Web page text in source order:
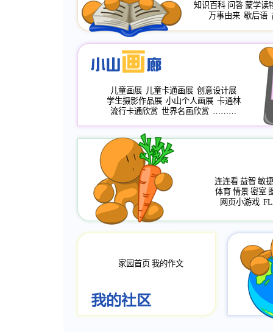
知识百科 问答 蒙学读
万事由来 歇后语
儿童画展 儿童卡通画展 创意设计展
学生摄影作品展 小山个人画展 卡通林
流行卡通欣赏 世界名画欣赏 ………
连连看 益智 敏捷
体育 情景 密室
网页小游戏
家园首页 我的作文